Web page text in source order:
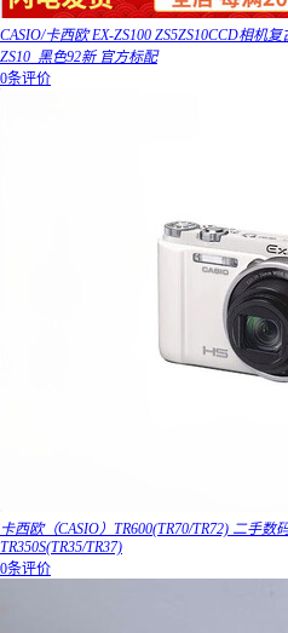
CASIO/卡西欧 EX-ZS100 ZS5ZS10CCD相机
ZS10_黑色92新 官方标配
0条评价
卡西欧（CASIO）TR600(TR70/TR72) 二手
TR350S(TR35/TR37)
0条评价